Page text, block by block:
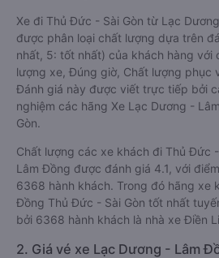
Xe đi Thủ Đức - Sài Gòn từ Lạc
được phân loại chất lượng dựa trên
nhất, 5: tốt nhất) của khách hàng với
lượng xe, Đúng giờ, Chất lượng phục
Đánh giá này được viết trực tiếp bởi
nghiệm các hãng Xe Lạc Dương -
Gòn.
Chất lượng các xe khách đi Thủ Đức
Lâm Đồng được đánh giá 4.1, với
6368 hành khách. Trong đó hãng xe
Đồng Thủ Đức - Sài Gòn tốt nhất
bởi 6368 hành khách là nhà xe Điền
2. Giá vé xe Lạc Dương - Lâm